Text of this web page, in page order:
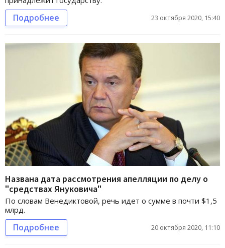
Подробнее 23 октября 2020, 15:40
Названа дата рассмотрения апелляции по делу о
"средствах Януковича"
По словам Венедиктовой, речь идет о сумме в почти $1,5
млрд.
Подробнее 20 октября 2020, 11:10